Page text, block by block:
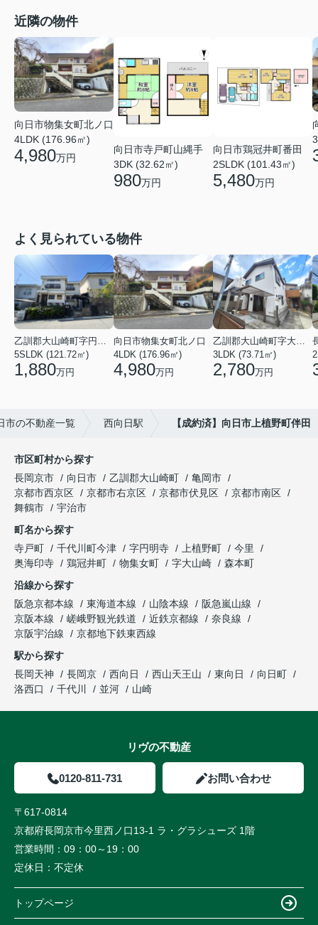
近隣の物件
向日市物集女町北ノ口
4LDK (176.96㎡)
4,980万円
向日市寺戸町山縄手
3DK (32.62㎡)
980万円
向日市鶏冠井町番田
2SLDK (101.43㎡)
5,480万円
よく見られている物件
乙訓郡大山崎町字円明寺小字脇山
5SLDK (121.72㎡)
1,880万円
向日市物集女町北ノ口
4LDK (176.96㎡)
4,980万円
乙訓郡大山崎町字大山崎小字西高田
3LDK (73.71㎡)
2,780万円
市の不動産一覧 西向日駅 【成約済】向日市上植野町伴田
市区町村から探す
長岡京市
向日市 乙訓郡大山崎町
亀岡市
京都市西京区
京都市右京区 京都市伏見区
京都市南区
舞鶴市
宇治市
町名から探す
寺戸町
千代川町今津 字円明寺 上植野町
今里
奥海印寺
鶏冠井町 物集女町 字大山崎
森本町
沿線から探す
阪急京都本線
東海道本線 山陰本線
阪急嵐山線
京阪本線
嵯峨野観光鉄道 近鉄京都線
奈良線
京阪宇治線
京都地下鉄東西線
駅から探す
長岡天神
長岡京 西向日 西山天王山 東向日
向日町
洛西口
千代川 並河 山崎
リヴの不動産
0120-811-731 お問い合わせ
〒617-0814
京都府長岡京市今里西ノ口13-1 ラ・グラシューズ 1階
営業時間： 09：00～19：00
定休日： 不定休
トップページ